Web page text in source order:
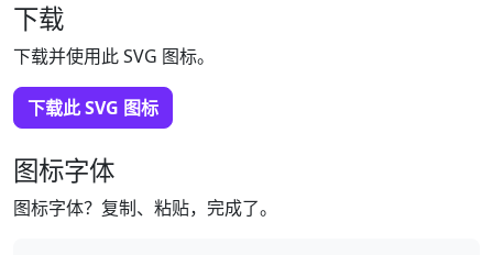
下载
下载并使用此 SVG 图标。
下载此 SVG 图标
图标字体
图标字体？复制、粘贴，完成了。